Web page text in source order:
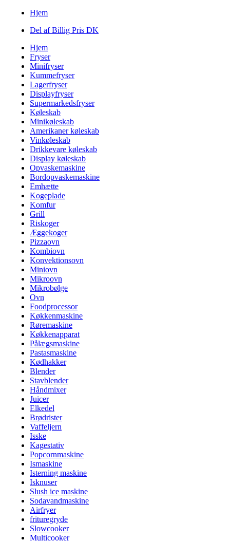
Hjem
Del af Billig Pris DK
Hjem
Fryser
Minifryser
Kummefryser
Lagerfryser
Displayfryser
Supermarkedsfryser
Køleskab
Minikøleskab
Amerikaner køleskab
Vinkøleskab
Drikkevare køleskab
Display køleskab
Opvaskemaskine
Bordopvaskemaskine
Emhætte
Kogeplade
Komfur
Grill
Riskoger
Æggekoger
Pizzaovn
Kombiovn
Konvektionsovn
Miniovn
Mikroovn
Mikrobølge
Ovn
Foodprocessor
Køkkenmaskine
Røremaskine
Køkkenapparat
Pålægsmaskine
Pastasmaskine
Kødhakker
Blender
Stavblender
Håndmixer
Juicer
Elkedel
Brødrister
Vaffeljern
Isske
Kagestativ
Popcornmaskine
Ismaskine
Isterning maskine
Isknuser
Slush ice maskine
Sodavandmaskine
Airfryer
frituregryde
Slowcooker
Multicooker